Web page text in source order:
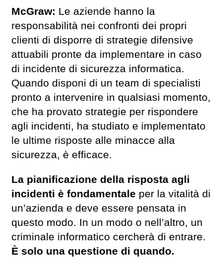
McGraw: Le aziende hanno la
responsabilità nei confronti dei propri
clienti di disporre di strategie difensive
attuabili pronte da implementare in caso
di incidente di sicurezza informatica.
Quando disponi di un team di specialisti
pronto a intervenire in qualsiasi momento,
che ha provato strategie per rispondere
agli incidenti, ha studiato e implementato
le ultime risposte alle minacce alla
sicurezza, è efficace.
La pianificazione della risposta agli
incidenti è fondamentale per la vitalità di
un’azienda e deve essere pensata in
questo modo. In un modo o nell’altro, un
criminale informatico cercherà di entrare.
È solo una questione di quando.